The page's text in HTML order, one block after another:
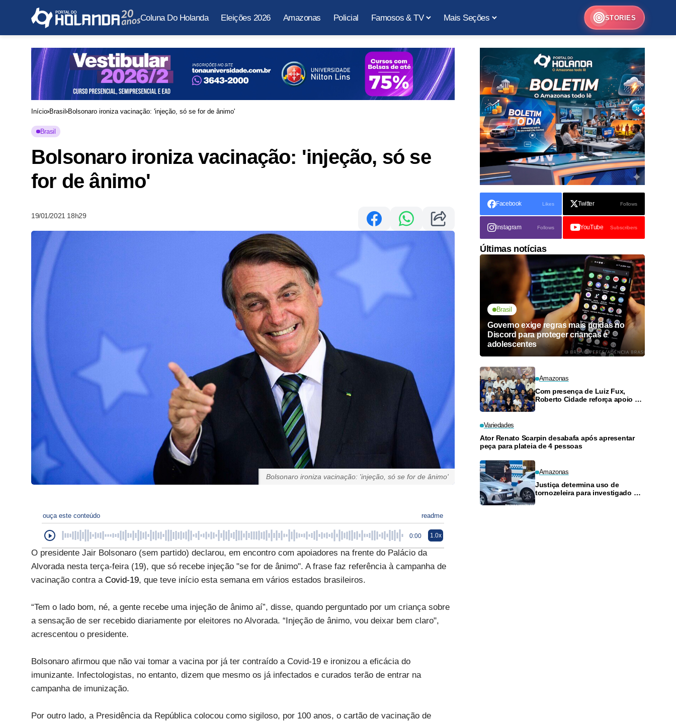
Coluna Do Holanda Eleições 2026 Amazonas Policial Famosos & TV Mais Seções STORIES
Início Brasil Bolsonaro ironiza vacinação: 'injeção, só se for de ânimo'
Brasil
Bolsonaro ironiza vacinação: 'injeção, só se
for de ânimo'
19/01/2021 18h29
Bolsonaro ironiza vacinação: 'injeção, só se for de ânimo'
ouça este conteúdo readme
0:00 1.0x
O presidente Jair Bolsonaro (sem partido) declarou, em encontro com apoiadores na frente do Palácio da
Alvorada nesta terça-feira (19), que só recebe injeção "se for de ânimo". A frase faz referência à campanha de
vacinação contra a Covid-19, que teve início esta semana em vários estados brasileiros.
“Tem o lado bom, né, a gente recebe uma injeção de ânimo aí”, disse, quando perguntado por um criança sobre
a sensação de ser recebido diariamente por eleitores no Alvorada. “Injeção de ânimo, vou deixar bem claro",
acrescentou o presidente.
Bolsonaro afirmou que não vai tomar a vacina por já ter contraído a Covid-19 e ironizou a eficácia do
imunizante. Infectologistas, no entanto, dizem que mesmo os já infectados e curados terão de entrar na
campanha de imunização.
Por outro lado, a Presidência da República colocou como sigiloso, por 100 anos, o cartão de vacinação de
Facebook Likes Twitter Follows
Instagram Follows YouTube Subscribers
Últimas notícias
Brasil
Governo exige regras mais rígidas no
Discord para proteger crianças e
adolescentes
Amazonas
Com presença de Luiz Fux,
Roberto Cidade reforça apoio a
Variedades
Ator Renato Scarpin desabafa após apresentar
peça para plateia de 4 pessoas
Amazonas
Justiça determina uso de
tornozeleira para investigado por